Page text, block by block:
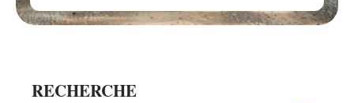
RECHERCHE